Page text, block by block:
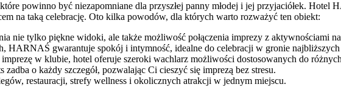
powinno być niezapomniane dla przyszłej panny młodej i jej przyjaciółek. Hotel
na taką celebrację. Oto kilka powodów, dla których warto rozważyć ten obiekt:
nie tylko piękne widoki, ale także możliwość połączenia imprezy z aktywnościami
HARNAŚ gwarantuje spokój i intymność, idealne do celebracji w gronie najbliższych
w klubie, hotel oferuje szeroki wachlarz możliwości dostosowanych do
o każdy szczegół, pozwalając Ci cieszyć się imprezą bez stresu.
restauracji, strefy wellness i okolicznych atrakcji w jednym miejscu.